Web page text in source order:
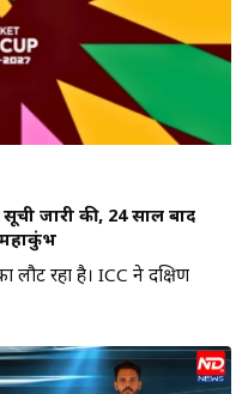
जारी की, 24 साल बाद
महाकुंभ
लौट रहा है। ICC ने दक्षिण